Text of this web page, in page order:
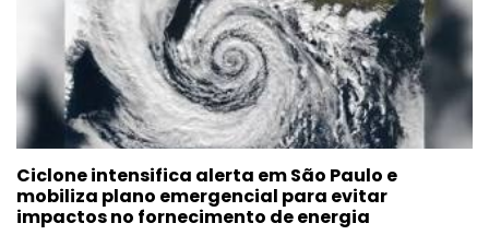
Ciclone intensifica alerta em São Paulo e
mobiliza plano emergencial para evitar
impactos no fornecimento de energia